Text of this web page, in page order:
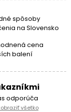
spôsoby
na Slovensko
cena
balení
odporúča
všetko